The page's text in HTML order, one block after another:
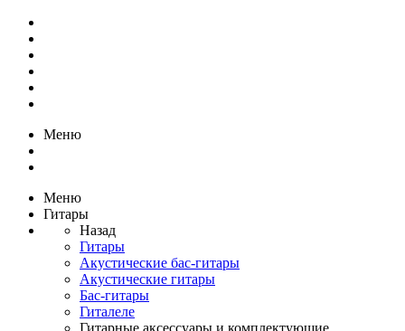
Меню
Меню
Гитары
Назад
Гитары
Акустические бас-гитары
Акустические гитары
Бас-гитары
Гиталеле
Гитарные аксессуары и комплектующие